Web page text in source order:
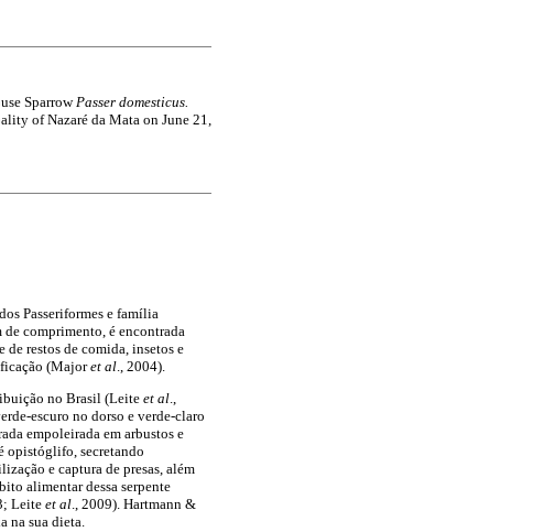
SparrowPasser domesticus.
of Nazaré da Mata on June 21,
Passeriformes e família
comprimento, é encontrada
restos de comida, insetos e
(Majoret al., 2004).
no Brasil (Leite et al.,
escuro no dorso e verde-claro
empoleirada em arbustos e
opistóglifo, secretando
e captura de presas, além
alimentar dessa serpente
Leite et al., 2009). Hartmann &
na sua dieta.